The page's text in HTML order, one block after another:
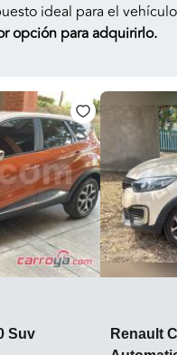
ideal para el
opción para adquirirlo.
Suv
Renault